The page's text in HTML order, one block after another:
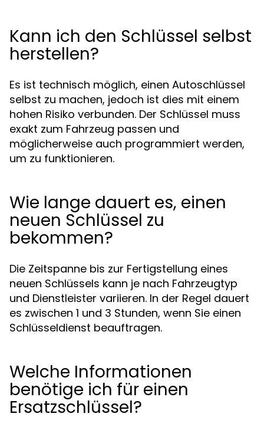
Kann ich den Schlüssel selbst
herstellen?
Es ist technisch möglich, einen Autoschlüssel
selbst zu machen, jedoch ist dies mit einem
hohen Risiko verbunden. Der Schlüssel muss
exakt zum Fahrzeug passen und
möglicherweise auch programmiert werden,
um zu funktionieren.
Wie lange dauert es, einen
neuen Schlüssel zu
bekommen?
Die Zeitspanne bis zur Fertigstellung eines
neuen Schlüssels kann je nach Fahrzeugtyp
und Dienstleister variieren. In der Regel dauert
es zwischen 1 und 3 Stunden, wenn Sie einen
Schlüsseldienst beauftragen.
Welche Informationen
benötige ich für einen
Ersatzschlüssel?